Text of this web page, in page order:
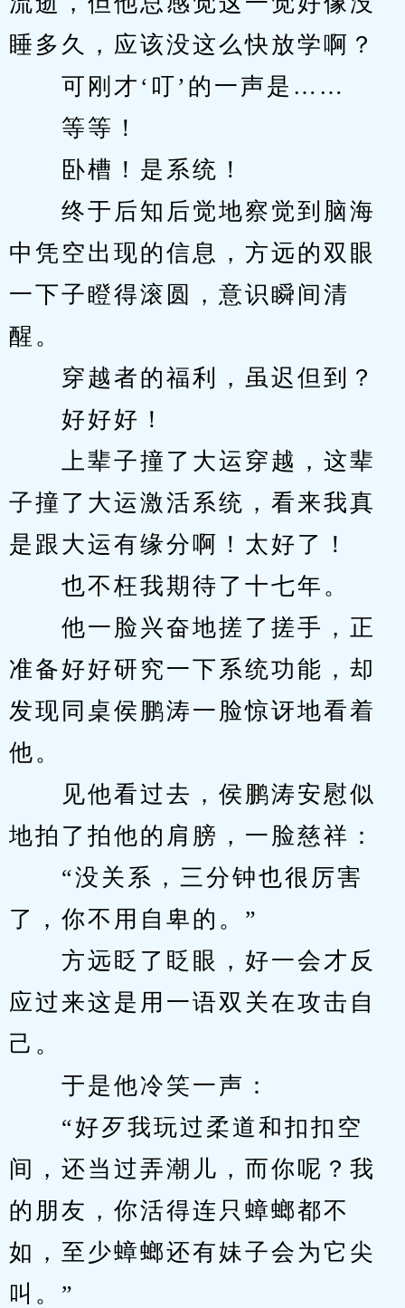
睡多久，应该没这么快放学啊？
可刚才‘叮’的一声是……
等等！
卧槽！是系统！
终于后知后觉地察觉到脑海
中凭空出现的信息，方远的双眼
一下子瞪得滚圆，意识瞬间清
醒。
穿越者的福利，虽迟但到？
好好好！
上辈子撞了大运穿越，这辈
子撞了大运激活系统，看来我真
是跟大运有缘分啊！太好了！
也不枉我期待了十七年。
他一脸兴奋地搓了搓手，正
准备好好研究一下系统功能，却
发现同桌侯鹏涛一脸惊讶地看着
他。
见他看过去，侯鹏涛安慰似
地拍了拍他的肩膀，一脸慈祥：
“没关系，三分钟也很厉害
了，你不用自卑的。”
方远眨了眨眼，好一会才反
应过来这是用一语双关在攻击自
己。
于是他冷笑一声：
“好歹我玩过柔道和扣扣空
间，还当过弄潮儿，而你呢？我
的朋友，你活得连只蟑螂都不
如，至少蟑螂还有妹子会为它尖
叫。”